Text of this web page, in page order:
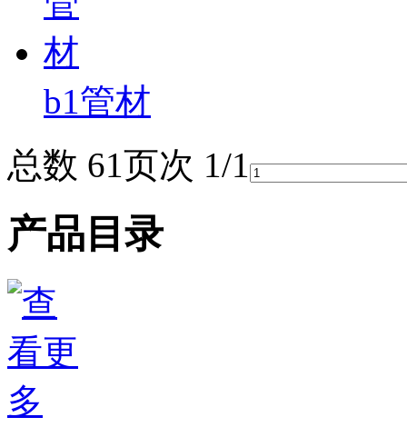
b1管材
总数 61页次 1/1
产品目录